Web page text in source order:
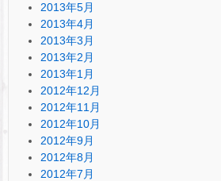
2013年5月
2013年4月
2013年3月
2013年2月
2013年1月
2012年12月
2012年11月
2012年10月
2012年9月
2012年8月
2012年7月